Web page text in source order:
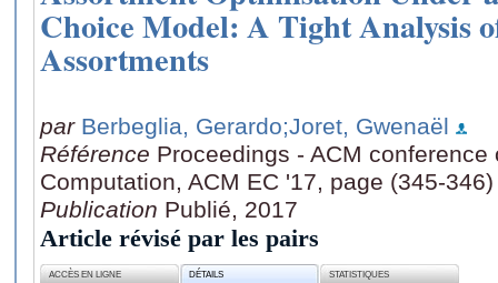
Choice Model: A Tight Analysis
Assortments
par Berbeglia, Gerardo;Joret, Gwenaël
Référence Proceedings - ACM
Computation, ACM EC '17, page (345-346)
Publication Publié, 2017
Article révisé par les pairs
ACCÈS EN LIGNE DÉTAILS STATISTIQUES